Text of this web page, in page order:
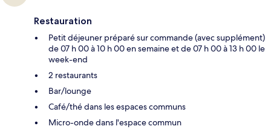
Restauration
Petit déjeuner préparé sur commande (avec supplément)
de 07 h 00 à 10 h 00 en semaine et de 07 h 00 à 13 h 00 le
week-end
2 restaurants
Bar/lounge
Café/thé dans les espaces communs
Micro-onde dans l'espace commun